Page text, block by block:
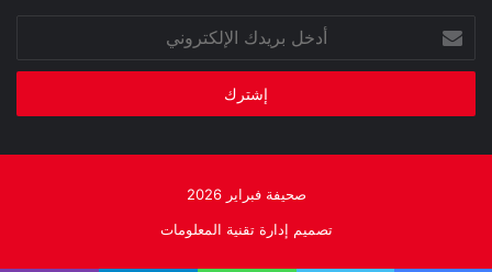
بريدك
الإلكتروني
صحيفة فبراير 2026
تصميم إدارة تقنية المعلومات